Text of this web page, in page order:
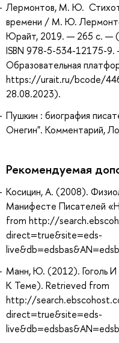
Лермонтов, М. Ю.
времени / М. Ю.
Юрайт, 2019. — 265 с. —
ISBN 978-5-534-12175-
Образовательная
https://urait.ru/bcode/
28.08.2023).
Пушкин : биография
Онегин". Комментарий,
Рекомендуемая
Косицин, А. (2008).
Манифесте Писателей
from http://
direct=true&site=eds-
Манн, Ю. (2012). Гоголь
К Теме). Retrieved from
http://
direct=true&site=eds-